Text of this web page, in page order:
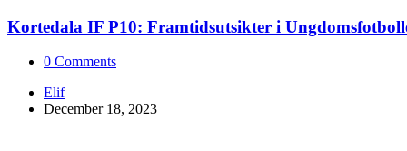
Kortedala IF P10: Framtidsutsikter i
0 Comments
Posted
by
Elif
December 18, 2023